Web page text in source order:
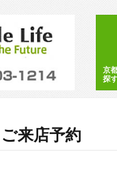
京
探
来店予約